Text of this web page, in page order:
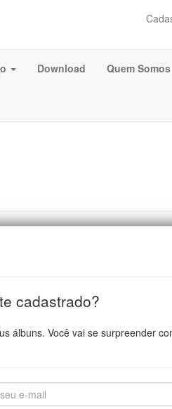
Download Quem Somos
cadastrado?
álbuns. Você vai se surpreender